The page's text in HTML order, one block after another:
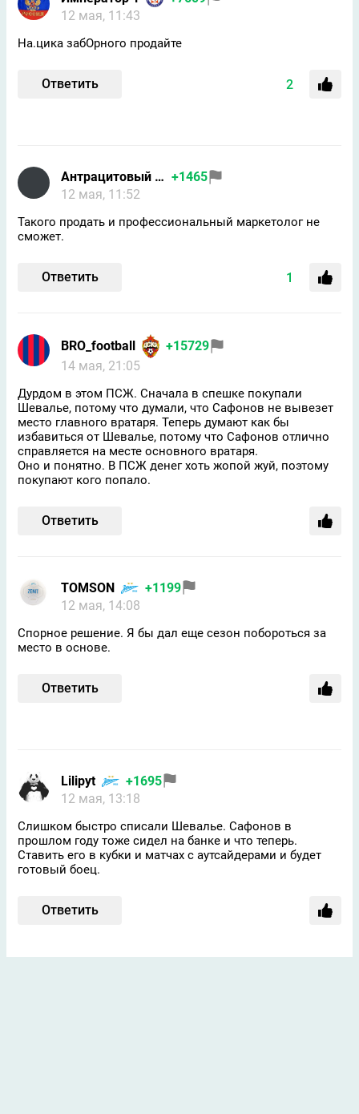
12 мая, 11:43
На.цика забОрного продайте
Ответить 2
Антрацитовый волхв +1465
12 мая, 11:52
Такого продать и профессиональный маркетолог не
сможет.
Ответить 1
BRO_football
+15729
14 мая, 21:05
Дурдом в этом ПСЖ. Сначала в спешке покупали
Шевалье, потому что думали, что Сафонов не вывезет
место главного вратаря. Теперь думают как бы
избавиться от Шевалье, потому что Сафонов отлично
справляется на месте основного вратаря.
Оно и понятно. В ПСЖ денег хоть жопой жуй, поэтому
покупают кого попало.
Ответить
TOMSON
+1199
12 мая, 14:08
Спорное решение. Я бы дал еще сезон побороться за
место в основе.
Ответить
Lilipyt
+1695
12 мая, 13:18
Слишком быстро списали Шевалье. Сафонов в
прошлом году тоже сидел на банке и что теперь.
Ставить его в кубки и матчах с аутсайдерами и будет
готовый боец.
Ответить